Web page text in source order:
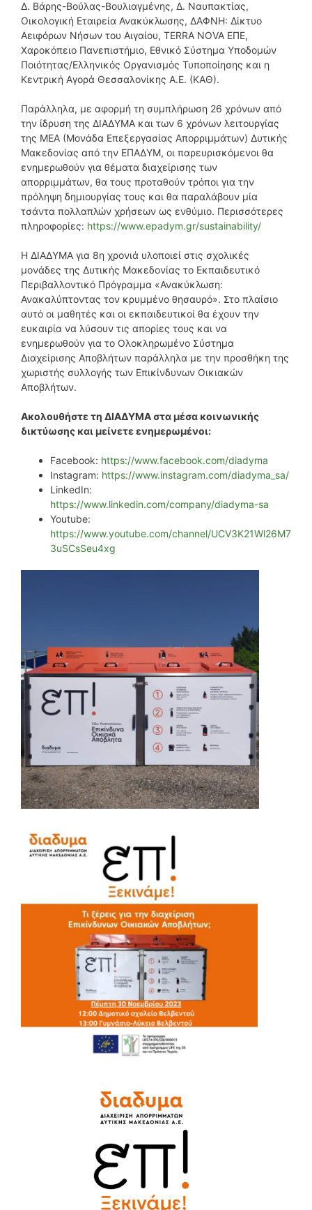
Δ. Βάρης-Βούλας-Βουλιαγμένης, Δ. Ναυπακτίας,
Οικολογική Εταιρεία Ανακύκλωσης, ΔΑΦΝΗ: Δίκτυο
Αειφόρων Νήσων του Αιγαίου, TERRA NOVA ΕΠΕ,
Χαροκόπειο Πανεπιστήμιο, Εθνικό Σύστημα Υποδομών
Ποιότητας/Ελληνικός Οργανισμός Τυποποίησης και η
Κεντρική Αγορά Θεσσαλονίκης Α.Ε. (ΚΑΘ).
Παράλληλα, με αφορμή τη συμπλήρωση 26 χρόνων από
την ίδρυση της ΔΙΑΔΥΜΑ και των 6 χρόνων λειτουργίας
της ΜΕΑ (Μονάδα Επεξεργασίας Απορριμμάτων) Δυτικής
Μακεδονίας από την ΕΠΑΔΥΜ, οι παρευρισκόμενοι θα
ενημερωθούν για θέματα διαχείρισης των
απορριμμάτων, θα τους προταθούν τρόποι για την
πρόληψη δημιουργίας τους και θα παραλάβουν μία
τσάντα πολλαπλών χρήσεων ως ενθύμιο. Περισσότερες
πληροφορίες: https://www.epadym.gr/sustainability/
Η ΔΙΑΔΥΜΑ για 8η χρονιά υλοποιεί στις σχολικές
μονάδες της Δυτικής Μακεδονίας το Εκπαιδευτικό
Περιβαλλοντικό Πρόγραμμα «Ανακύκλωση:
Ανακαλύπτοντας τον κρυμμένο θησαυρό». Στο πλαίσιο
αυτό οι μαθητές και οι εκπαιδευτικοί θα έχουν την
ευκαιρία να λύσουν τις απορίες τους και να
ενημερωθούν για το Ολοκληρωμένο Σύστημα
Διαχείρισης Αποβλήτων παράλληλα με την προσθήκη της
χωριστής συλλογής των Επικίνδυνων Οικιακών
Αποβλήτων.
Ακολουθήστε τη ΔΙΑΔΥΜΑ στα μέσα κοινωνικής
δικτύωσης και μείνετε ενημερωμένοι:
Facebook: https://www.facebook.com/diadyma
Instagram: https://www.instagram.com/diadyma_sa/
LinkedIn:
https://www.linkedin.com/company/diadyma-sa
Youtube:
https://www.youtube.com/channel/UCV3K21Wl26M7
3uSCsSeu4xg